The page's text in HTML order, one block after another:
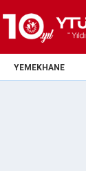
YEMEKHANE